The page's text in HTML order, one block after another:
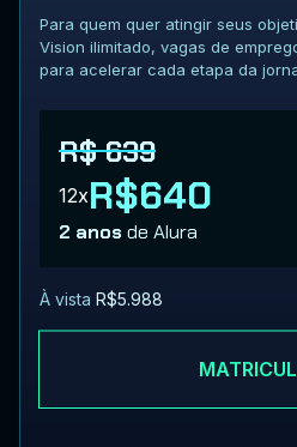
Para quem quer atingir seus
Vision ilimitado, vagas de
para acelerar cada etapa da
R$ 639
12xR$640
2 anosde Alura
À vista R$5.988